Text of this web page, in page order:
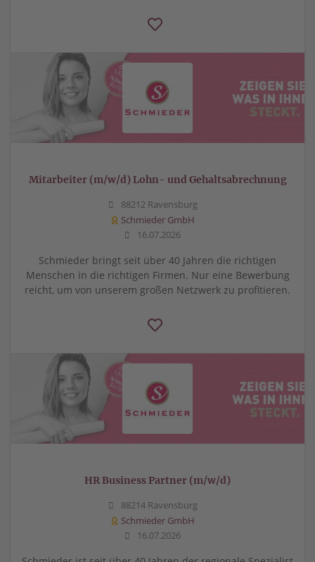
Mitarbeiter (m/w/d) Lohn- und Gehaltsabrechnung
88212 Ravensburg
Schmieder GmbH
16.07.2026
Schmieder bringt seit über 40 Jahren die richtigen
Menschen in die richtigen Firmen. Nur eine Bewerbung
reicht, um von unserem großen Netzwerk zu profitieren.
HR Business Partner (m/w/d)
88214 Ravensburg
Schmieder GmbH
16.07.2026